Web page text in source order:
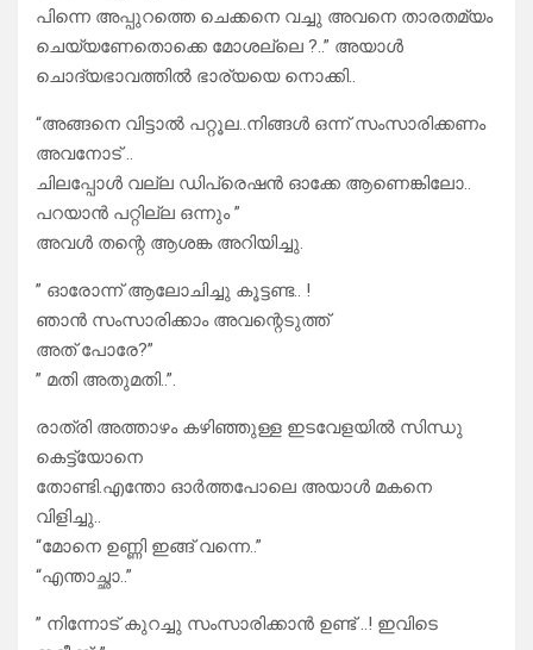
പിന്നെ അപ്പുറത്തെ ചെക്കനെ വച്ചു അവനെ താരതമ്യം
ചെയ്യണേതൊക്കെ മോശല്ലെ ?..” അയാൾ
ചൊദ്യഭാവത്തിൽ ഭാര്യയെ നൊക്കി..
“അങ്ങനെ വിട്ടാൽ പറ്റൂല..നിങ്ങൾ ഒന്ന് സംസാരിക്കണം
അവനോട് ..
ചിലപ്പോൾ വല്ല ഡിപ്രെഷൻ ഓക്കേ ആണെങ്കിലോ..
പറയാൻ പറ്റില്ല ഒന്നും ”
അവൾ തന്റെ ആശങ്ക അറിയിച്ചു.
” ഓരോന്ന് ആലോചിച്ചു കൂട്ടണ്ട.. !
ഞാൻ സംസാരിക്കാം അവന്റെടുത്ത്
അത് പോരേ?”
” മതി അതുമതി..”.
രാത്രി അത്താഴം കഴിഞ്ഞുള്ള ഇടവേളയിൽ സിന്ധു
കെട്ട്യോനെ
തോണ്ടി.എന്തോ ഓർത്തപോലെ അയാൾ മകനെ
വിളിച്ചു..
“മോനെ ഉണ്ണി ഇങ്ങ് വന്നെ..”
“എന്താച്ഛാ..”
” നിന്നോട് കുറച്ചു സംസാരിക്കാൻ ഉണ്ട് ..! ഇവിടെ